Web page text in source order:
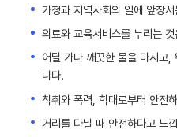
가정과 지역사회의 일에 앞장
의료와 교육서비스를 누리는
어딜 가나 깨끗한 물을 마시고,
니다.
착취와 폭력, 학대로부터 안전
거리를 다닐 때 안전하다고 느